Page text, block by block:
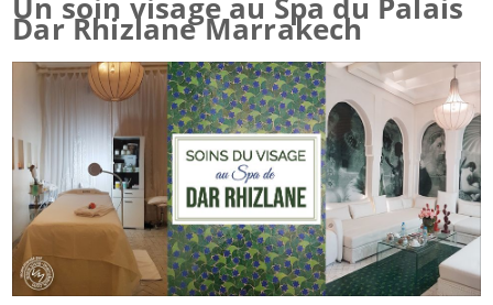
Dar Rhizlane Marrakech